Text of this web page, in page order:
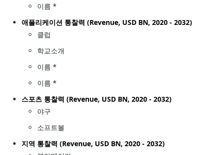
이름 *
애플리케이션 통찰력 (Revenue, USD BN, 2020 - 2032)
클럽
학교소개
이름 *
이름 *
스포츠 통찰력 (Revenue, USD BN, 2020 - 2032)
야구
소프트볼
지역 통찰력 (Revenue, USD BN, 2020 - 2032)